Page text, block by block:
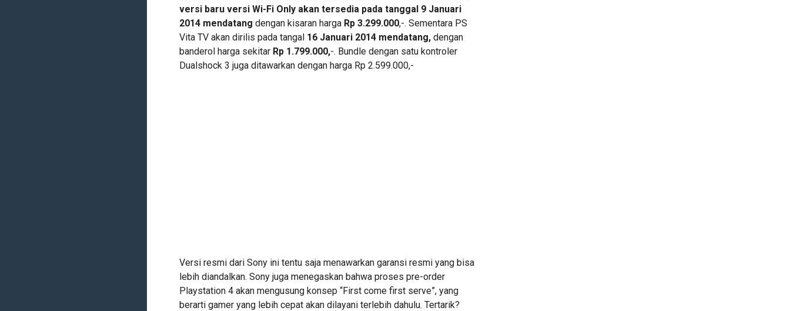
versi baru versi Wi-Fi Only akan tersedia pada tanggal 9 Januari
2014 mendatang dengan kisaran hargaRp 3.299.000,-. Sementara PS
Vita TV akan dirilis pada tangal16 Januari 2014 mendatang,dengan
banderol harga sekitarRp 1.799.000,-. Bundle dengan satu kontroler
Dualshock 3 juga ditawarkan dengan harga Rp 2.599.000,-
Versi resmi dari Sony ini tentu saja menawarkan garansi resmi yang bisa
lebih diandalkan. Sony juga menegaskan bahwa proses pre-order
Playstation 4 akan mengusung konsep “First come first serve”, yang
berarti gamer yang lebih cepat akan dilayani terlebih dahulu. Tertarik?